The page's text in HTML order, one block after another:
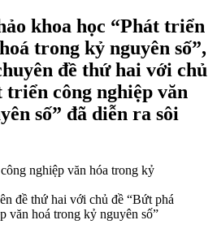
khoa học “Phát triển
trong kỷ nguyên số”,
đề thứ hai với chủ
triển công nghiệp văn
số” đã diễn ra sôi
đề thứ hai với chủ đề “Bứt phá
văn hoá trong kỷ nguyên số”